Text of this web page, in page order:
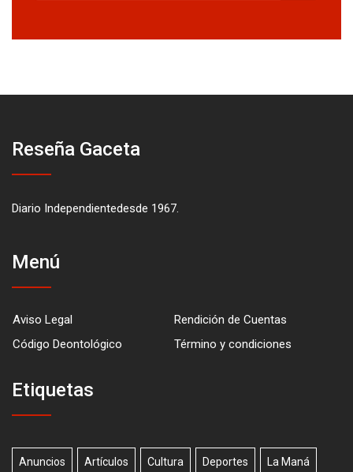
Reseña Gaceta
Diario Independientedesde 1967.
Menú
Aviso Legal
Rendición de Cuentas
Código Deontológico
Término y condiciones
Etiquetas
Anuncios Artículos Cultura Deportes La Maná